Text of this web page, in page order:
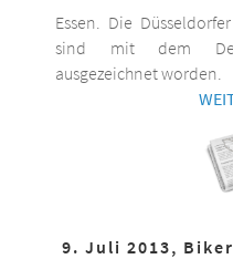
Essen. Die
sind mit dem
ausgezeichnet worden.
9. Juli 2013,